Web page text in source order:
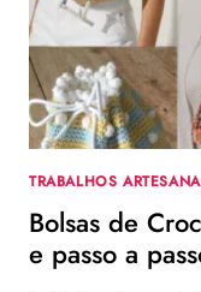
NOVAS
EM
POUCOS
MINUTOS
TRABALHOS
Bolsas de
e passo a